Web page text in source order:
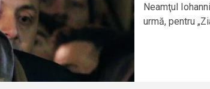
Neamţul
urmă, pentru